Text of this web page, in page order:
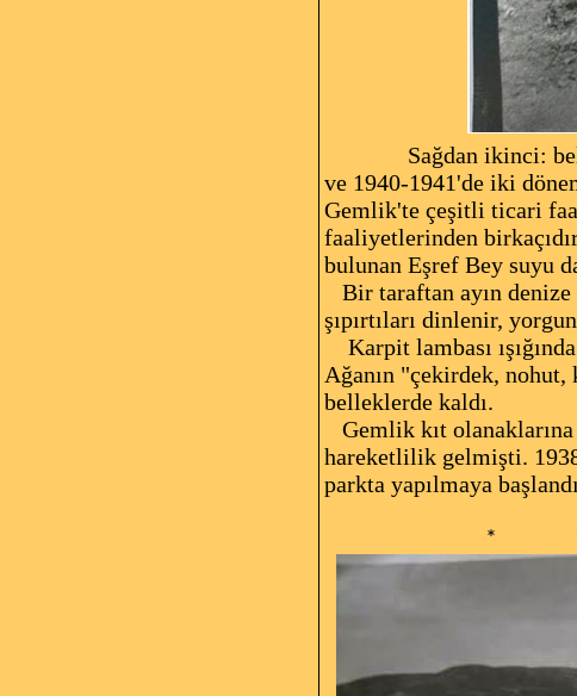
Sağdan ikinci:
ve 1940-1941'de iki
Gemlik'te çeşitli ticari
faaliyetlerinden
bulunan Eşref Bey suyu
Bir taraftan ayın denize
şıpırtıları dinlenir,
Karpit lambası
Ağanın "çekirdek,
belleklerde kaldı.
Gemlik kıt
hareketlilik gelmişti.
parkta yapılmaya
Naci
* *